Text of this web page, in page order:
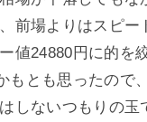
前場よりはスピ
値24880円に的を
とも思ったので
しないつもりの玉